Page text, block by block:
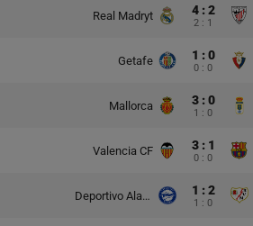
Real Madryt 4 : 2
2 : 1
Getafe 1 : 0
0 : 0
Mallorca 3 : 0
1 : 0
Valencia CF 3 : 1
0 : 0
Deportivo Alaves 1 : 2
1 : 0